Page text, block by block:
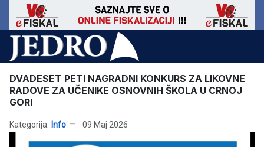
DVADESET PETI NAGRADNI KONKURS ZA LIKOVNE
RADOVE ZA UČENIKE OSNOVNIH ŠKOLA U CRNOJ
GORI
Kategorija: Info 09 Maj 2026